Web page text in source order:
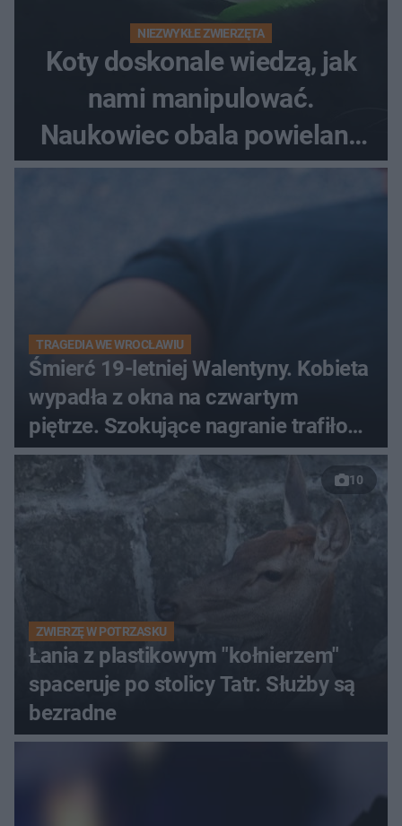
NIEZWYKŁE ZWIERZĘTA
Koty doskonale wiedzą, jak
nami manipulować.
Naukowiec obala powielane
od lat mity na ich temat
TRAGEDIA WE WROCŁAWIU
Śmierć 19-letniej Walentyny. Kobieta
wypadła z okna na czwartym
piętrze. Szokujące nagranie trafiło
do sieci
10
ZWIERZĘ W POTRZASKU
Łania z plastikowym "kołnierzem"
spaceruje po stolicy Tatr. Służby są
bezradne